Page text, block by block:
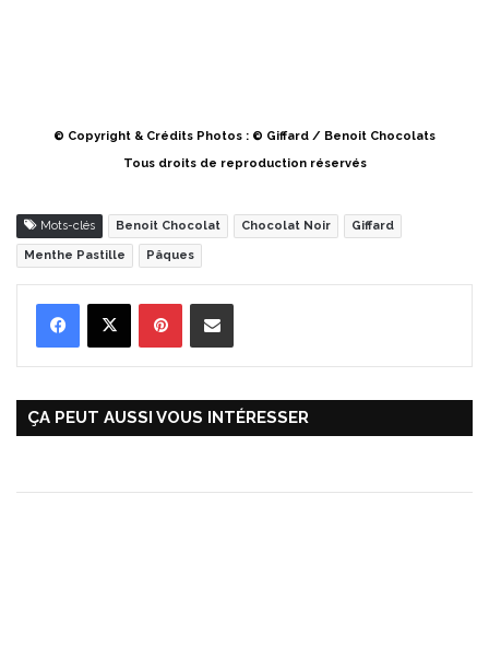
© Copyright & Crédits Photos : © Giffard / Benoit Chocolats
Tous droits de reproduction réservés
Mots-clés Benoit Chocolat Chocolat Noir Giffard
Menthe Pastille Pâques
ÇA PEUT AUSSI VOUS INTÉRESSER